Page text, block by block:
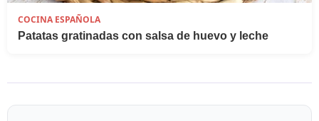
COCINA ESPAÑOLA
Patatas gratinadas con salsa de huevo y leche